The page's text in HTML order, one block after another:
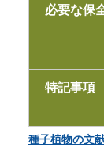
必要な保
特記事項
種子植物の文